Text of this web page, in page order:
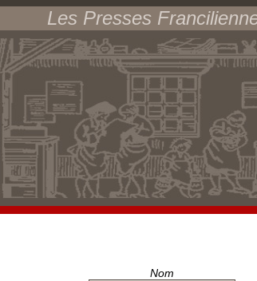
Les Presses
Nom